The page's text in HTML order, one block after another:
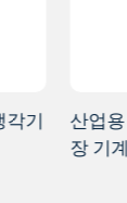
, 포
산업
6000